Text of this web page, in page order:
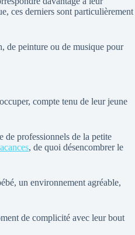
ces derniers sont particulièrement
de peinture ou de musique pour
compte tenu de leur jeune
de professionnels de la petite
, de quoi désencombrer le
un environnement agréable,
de complicité avec leur bout